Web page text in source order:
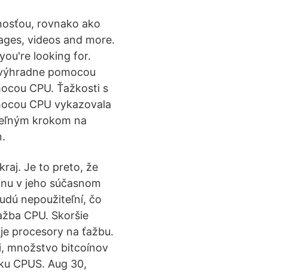
rovnako ako
videos and more.
looking for.
pomocou
CPU. Ťažkosti s
CPU vykazovala
krokom na
Je to preto, že
v jeho súčasnom
nepoužiteľní, čo
CPU. Skoršie
procesory na ťažbu.
množstvo bitcoínov
CPUS. Aug 30,